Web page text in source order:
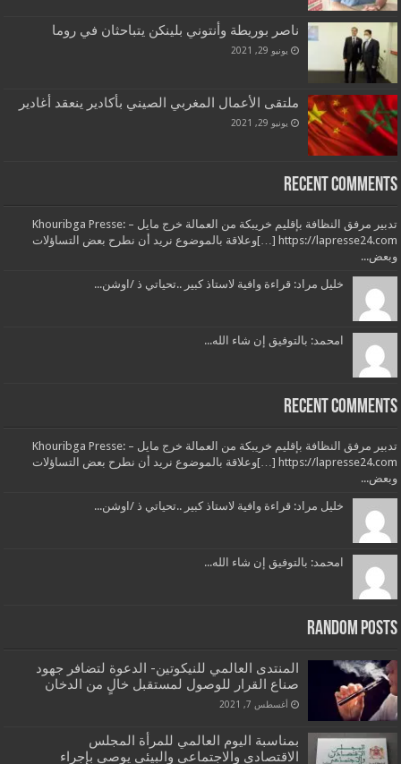
ناصر بوريطة وأنتوني بلينكن يتباحثان في روما
يونيو 29, 2021
ملتقى الأعمال المغربي الصيني بأكادير ينعقد أغادير
يونيو 29, 2021
Recent Comments
تدبير مرفق النظافة بإقليم خريبكة من العمالة خرج مايل – Khouribga Presse:
[…] https://lapresse24.comوعلاقة بالموضوع نريد أن نطرح بعض التساؤلات
وبعض...
خليل مراد: قراءة وافية لاستاذ كبير ..تحياتي ذ /اوشن...
امحمد: بالتوفيق إن شاء الله...
Recent Comments
تدبير مرفق النظافة بإقليم خريبكة من العمالة خرج مايل – Khouribga Presse:
[…] https://lapresse24.comوعلاقة بالموضوع نريد أن نطرح بعض التساؤلات
وبعض...
خليل مراد: قراءة وافية لاستاذ كبير ..تحياتي ذ /اوشن...
امحمد: بالتوفيق إن شاء الله...
Random Posts
المنتدى العالمي للنيكوتين- الدعوة لتضافر جهود
صناع القرار للوصول لمستقبل خالٍ من الدخان
أغسطس 7, 2021
بمناسبة اليوم العالمي للمرأة المجلس
الاقتصادي والاجتماعي والبيئي يوصي بإجراء